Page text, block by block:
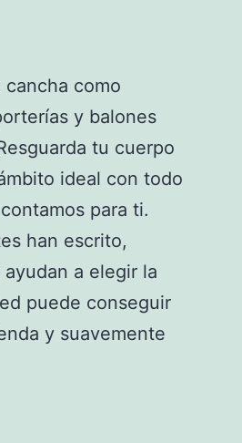
cancha como
y balones
tu cuerpo
ideal con todo
para ti.
han escrito,
a elegir la
puede conseguir
y suavemente